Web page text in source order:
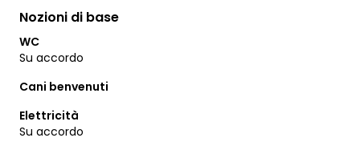
Nozioni di base
WC
Su accordo
Cani benvenuti
Elettricità
Su accordo